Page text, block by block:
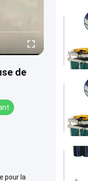
de
pour la